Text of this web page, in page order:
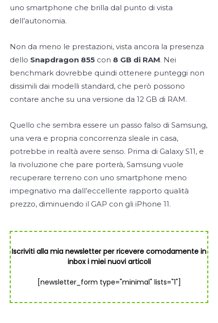
uno smartphone che brilla dal punto di vista
dell’autonomia.
Non da meno le prestazioni, vista ancora la presenza
dello Snapdragon 855 con 8 GB di RAM. Nei
benchmark dovrebbe quindi ottenere punteggi non
dissimili dai modelli standard, che però possono
contare anche su una versione da 12 GB di RAM.
Quello che sembra essere un passo falso di Samsung,
una vera e propria concorrenza sleale in casa,
potrebbe in realtà avere senso. Prima di Galaxy S11, e
la rivoluzione che pare porterà, Samsung vuole
recuperare terreno con uno smartphone meno
impegnativo ma dall’eccellente rapporto qualità
prezzo, diminuendo il GAP con gli iPhone 11.
Iscriviti alla mia newsletter per ricevere comodamente in
inbox i miei nuovi articoli
[newsletter_form type="minimal" lists="1"]